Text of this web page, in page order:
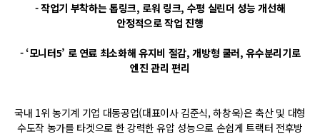
- 작업기 부착하는 톱링크, 로워 링크, 수평 실린더 성능 개선해
안정적으로 작업 진행
- ‘모니터5’ 로 연료 최소화해 유지비 절감, 개방형 쿨러, 유수분리기로
엔진 관리 편리
국내 1위 농기계 기업 대동공업(대표이사 김준식, 하창욱)은 축산 및 대형
수도작 농가를 타겟으로 한 강력한 유압 성능으로 손쉽게 트랙터 전후방